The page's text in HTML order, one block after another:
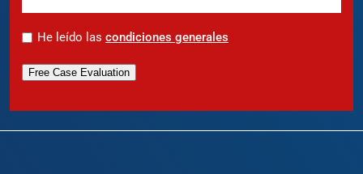
* He leído las condiciones generales
Free Case Evaluation